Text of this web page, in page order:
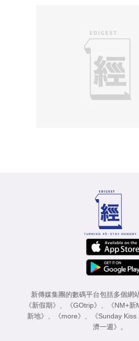
新傳媒集團的數碼平台包括多個網
《新假期》
《GOtrip》 《NM+新
新地》
《more》 《Sunday Kiss
濟一週》
。